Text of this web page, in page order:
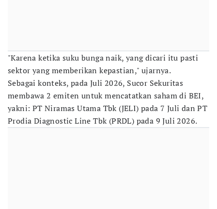
"Karena ketika suku bunga naik, yang dicari itu pasti
sektor yang memberikan kepastian," ujarnya.
Sebagai konteks, pada Juli 2026, Sucor Sekuritas
membawa 2 emiten untuk mencatatkan saham di BEI,
yakni: PT Niramas Utama Tbk (JELI) pada 7 Juli dan PT
Prodia Diagnostic Line Tbk (PRDL) pada 9 Juli 2026.